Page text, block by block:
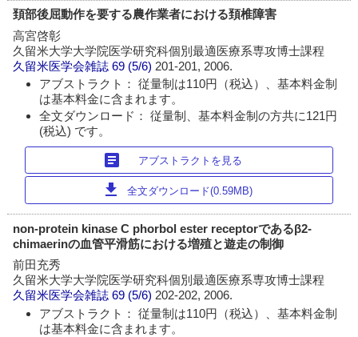
頚部後屈動作を要する農作業者における頚椎障害
高宮啓彰
久留米大学大学院医学研究科個別最適医療系専攻博士課程
久留米医学会雑誌 69 (5/6) 201-201, 2006.
アブストラクト： 従量制は110円（税込）、基本料金制
は基本料金に含まれます。
全文ダウンロード： 従量制、基本料金制の方共に121円
(税込) です。
article アブストラクトを見る
download 全文ダウンロード(0.59MB)
non-protein kinase C phorbol ester receptorであるβ2-
chimaerinの血管平滑筋における増殖と遊走の制御
前田充秀
久留米大学大学院医学研究科個別最適医療系専攻博士課程
久留米医学会雑誌 69 (5/6) 202-202, 2006.
アブストラクト： 従量制は110円（税込）、基本料金制
は基本料金に含まれます。